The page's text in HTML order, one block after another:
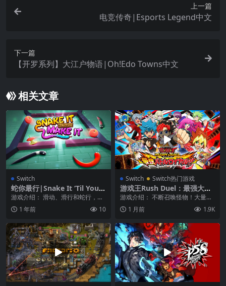
上一篇
电竞传奇|Esports Legend中文
下一篇
【开罗系列】大江户物语|Oh!Edo Towns中文
相关文章
Switch
蛇你最行|Snake It ‘Til You
Make It
游戏介绍： 滑动、滑行和蛇行，走
向胜利！褪去以往益智游戏的外
衣，以蠕动的方式享受...
1 年前 10
Switch Switch热门游戏
游戏王Rush Duel：最强大逃
杀|遊戯王ラッシュデュエ
游戏介绍： 不断召唤怪物！大量抽
卡助力实现逆转！享受充满刺激、
直至最后都令人心跳...
1 月前 1.9K